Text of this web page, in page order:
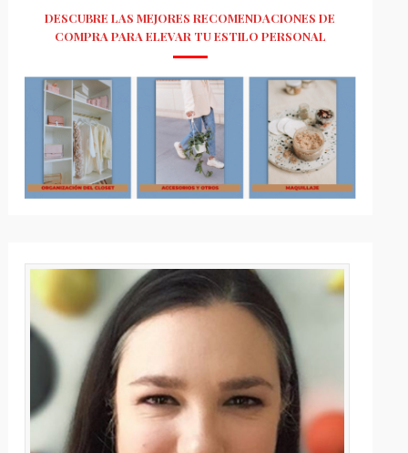
DESCUBRE LAS MEJORES RECOMENDACIONES DE
COMPRA PARA ELEVAR TU ESTILO PERSONAL